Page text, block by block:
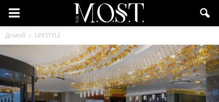
Домой LIFESTYLE